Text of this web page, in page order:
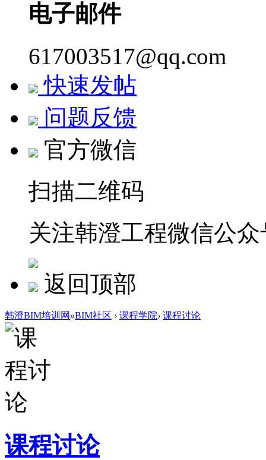
电子邮件
617003517@qq.com
快速发帖
问题反馈
官方微信
扫描二维码
关注韩澄工程微信公众
返回顶部
韩澄BIM培训网 »BIM社区 › 课程学院› 课程讨论
课程讨论